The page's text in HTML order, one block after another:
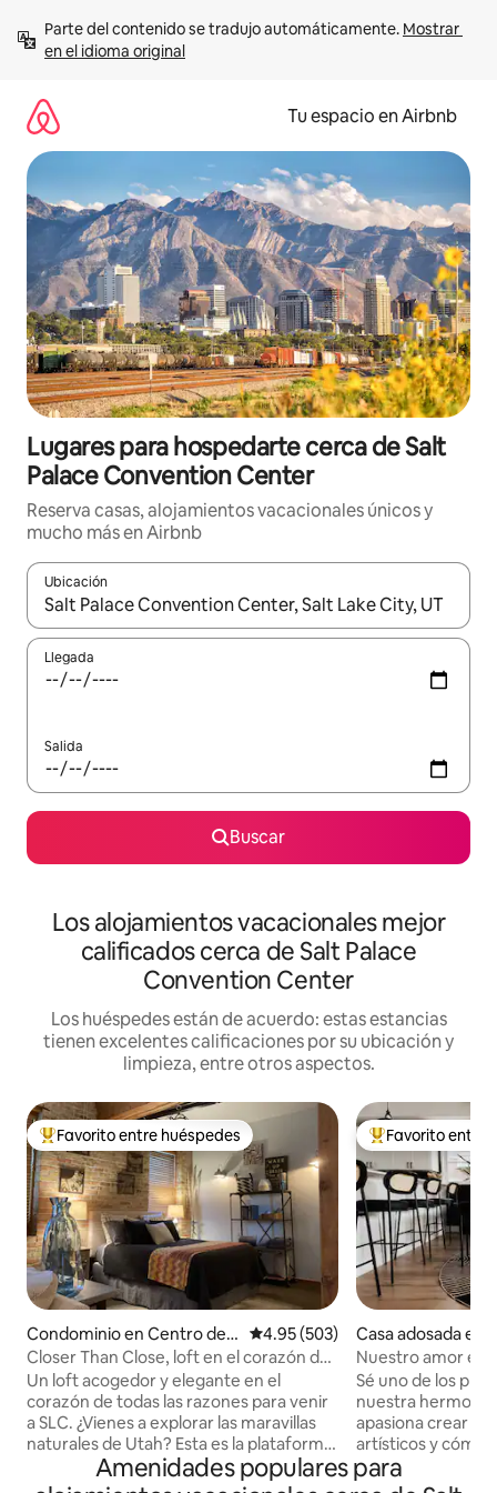
contenido
Parte del contenido se tradujo automáticamente. Mostrar
en el idioma original
Tu espacio en Airbnb
Lugares para hospedarte cerca de Salt
Palace Convention Center
Reserva casas, alojamientos vacacionales únicos y
mucho más en Airbnb
Ubicación
Cuando los resultados estén disponibles, podrás navegar
Llegada
Salida
Buscar
Los alojamientos vacacionales mejor
calificados cerca de Salt Palace
Convention Center
Los huéspedes están de acuerdo: estas estancias
tienen excelentes calificaciones por su ubicación y
limpieza, entre otros aspectos.
De los mejores en Favorito entre huéspedes
Favorito entre huéspedes
Condominio en Centro de S
alt Lake City
Calificación promedio: 4.95 de
4.95 (503)
Closer Than Close, loft en el corazón del
centro de SLC
Un loft acogedor y elegante en el
corazón de todas las razones para venir
a SLC. ¿Vienes a explorar las maravillas
naturales de Utah? Esta es la plataforma
de lanzamiento perfecta, a 10 minutos
del aeropuerto. ¿Fans de los deportes,
De los mejores
Favorito entre
Casa adosada en
ity
Nuestro amor es
Sé uno de los
nuestra hermosa
apasiona crear
artísticos y
deseando hospedarte! •
completa,
Amenidades populares para